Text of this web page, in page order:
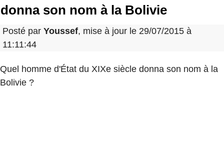
donna son nom à la Bolivie
Posté par Youssef, mise à jour le 29/07/2015 à
11:11:44
Quel homme d'État du XIXe siècle donna son nom à la
Bolivie ?